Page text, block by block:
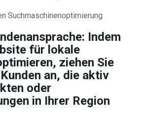
Suchmaschinenoptimierung
Indem
für lokale
ziehen Sie
an, die aktiv
oder
in Ihrer Region